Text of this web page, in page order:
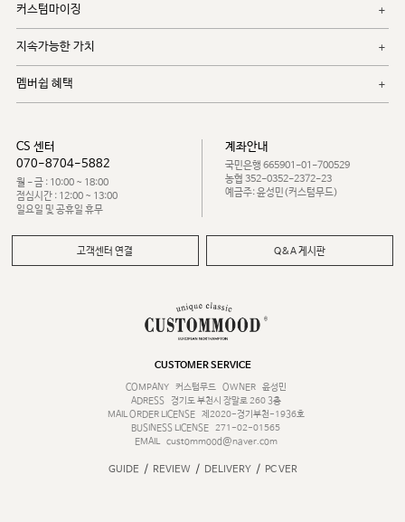
커스텀마이징
지속가능한 가치
멤버쉽 혜택
CS 센터
070-8704-5882
월 - 금 : 10:00 ~ 18:00
점심시간 : 12:00 ~ 13:00
일요일 및 공휴일 휴무
계좌안내
국민은행 665901-01-700529
농협 352-0352-2372-23
예금주: 윤성민(커스텀무드)
고객센터 연결 Q&A 게시판
CUSTOMER SERVICE
COMPANY
커스텀무드 OWNER
윤성민
ADRESS
경기도 부천시 장말로 260 3층
MAIL ORDER LICENSE
제2020-경기부천-1936호
BUSINESS LICENSE 271-02-01565
EMAIL
custommood@naver.com
GUIDE / REVIEW / DELIVERY / PC VER